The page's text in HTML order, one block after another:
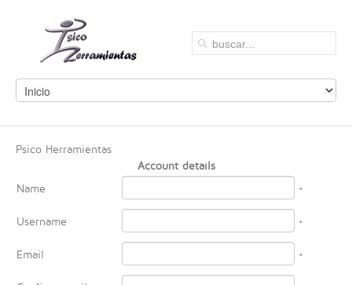
Psico Herramientas
Account details
Name
*
Username *
Email *